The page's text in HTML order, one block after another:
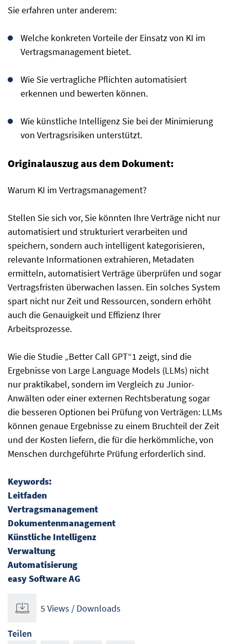
Sie erfahren unter anderem:
Welche konkreten Vorteile der Einsatz von KI im
Vertragsmanagement bietet.
Wie Sie vertragliche Pflichten automatisiert
erkennen und bewerten können.
Wie künstliche Intelligenz Sie bei der Minimierung
von Vertragsrisiken unterstützt.
Originalauszug aus dem Dokument:
Warum KI im Vertragsmanagement?
Stellen Sie sich vor, Sie könnten Ihre Verträge nicht nur
automatisiert und strukturiert verarbeiten und
speichern, sondern auch intelligent kategorisieren,
relevante Informationen extrahieren, Metadaten
ermitteln, automatisiert Verträge überprüfen und sogar
Vertragsfristen überwachen lassen. Ein solches System
spart nicht nur Zeit und Ressourcen, sondern erhöht
auch die Genauigkeit und Effizienz Ihrer
Arbeitsprozesse.
Wie die Studie „Better Call GPT“1 zeigt, sind die
Ergebnisse von Large Language Models (LLMs) nicht
nur praktikabel, sondern im Vergleich zu Junior-
Anwälten oder einer externen Rechtsberatung sogar
die besseren Optionen bei Prüfung von Verträgen: LLMs
können genaue Ergebnisse zu einem Bruchteil der Zeit
und der Kosten liefern, die für die herkömmliche, von
Menschen durchgeführte Prüfung erforderlich sind.
Keywords:
Leitfaden
Vertragsmanagement
Dokumentenmanagement
Künstliche Intelligenz
Verwaltung
Automatisierung
easy Software AG
5 Views / Downloads
Teilen